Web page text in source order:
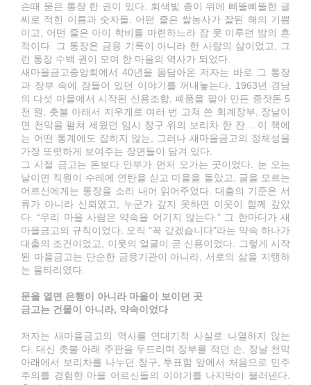
손때 묻은 통장 한 권이 있다. 회색빛 종이 위에 삐뚤삐뚤한 글
씨로 적힌 이름과 숫자들. 어떤 줄은 쌀농사가 잘된 해의 기쁨
이고, 어떤 줄은 아이 학비를 마련하느라 잠 못 이루던 밤의 흔
적이다. 그 통장은 금융 기록이 아니라 한 사람의 삶이었고, 그
런 통장 수백 권이 모여 한 마을의 역사가 되었다.
새마을금고중앙회에서 40년을 몸담아온 저자는 바로 그 통장
과 장부 속에 잠들어 있던 이야기를 꺼내놓는다. 1963년 경남
의 다섯 마을에서 시작된 신용조합, 폐품을 팔아 만든 종잣돈 5
천 원, 촛불 아래서 지우개로 여러 번 고쳐 쓴 회계장부, 장날이
면 천막을 펼쳐 세웠던 임시 창구 위의 보리차 한 잔… 이 책에
는 어떤 통계에도 잡히지 않는, 그러나 새마을금고의 정체성을
가장 또렷하게 보여주는 장면들이 담겨 있다.
그 시절 금고는 돈보다 안부가 먼저 오가는 곳이었다. 눈 오는
날이면 직원이 수레에 연탄을 싣고 마을을 돌았고, 글을 모르는
어르신에게는 통장을 소리 내어 읽어주었다. 대출의 기준은 서
류가 아니라 신뢰였고, 누군가 갚지 못하면 이웃이 함께 갚았
다. “우리 마을 사람은 약속을 어기지 않는다.” 그 한마디가 새
마을금고의 규칙이었다. 오직 "꼭 갚겠습니다"라는 약속 하나가
대출의 조건이었고, 이웃의 얼굴이 곧 신용이었다. 그렇게 시작
된 마을금고는 단순한 금융기관이 아니라, 서로의 삶을 지탱하
는 울타리였다.
문을 열면 은행이 아니라 마을이 보이던 곳
금고는 건물이 아니라, 약속이었다
저자는 새마을금고의 역사를 연대기적 사실로 나열하지 않는
다. 대신 촛불 아래 주판을 두드리며 장부를 적던 손, 장날 천막
아래에서 보리차를 나누던 창구, 투표함 앞에서 처음으로 민주
주의를 경험한 마을 어르신들의 이야기를 나지막이 불러낸다.